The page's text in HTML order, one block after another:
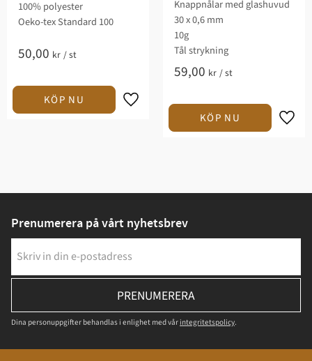
100% polyester
Oeko-tex Standard 100
50,00 kr /st
Knappnålar med glashuvud
30 x 0,6 mm
10g
Tål strykning
59,00 kr /st
Prenumerera på vårt nyhetsbrev
PRENUMERERA
Dina personuppgifter behandlas i enlighet med vår integritetspolicy.